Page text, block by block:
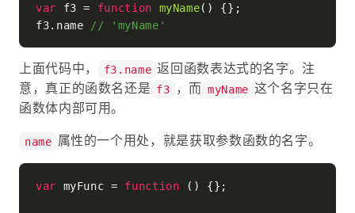
var f3 = function myName( ) {};
f3. name // 'myName'
上面代码中， f3.name 返回函数表达式的名字。注
意，真正的函数名还是 f3 ，而 myName 这个名字只在
函数体内部可用。
name 属性的一个用处，就是获取参数函数的名字。
var myFunc = function ( ) {};